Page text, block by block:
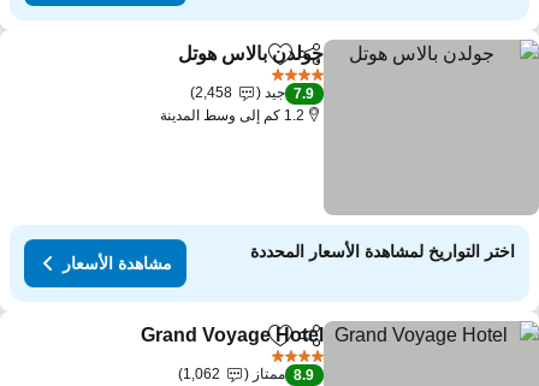
مشاركةAdd to favorites
جولدن بالاس هوتل
7.9 جيد
2,458
1.2 كم إلى وسط المدينة
اختر التواريخ لمشاهدة الأسعار المحددة
مشاهدة الأسعار
مشاركةAdd to favorites
Grand Voyage Hotel
8.9 ممتاز 1,062